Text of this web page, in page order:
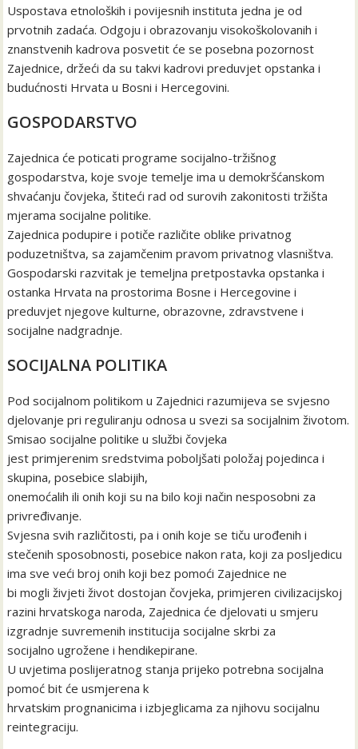
Uspostava etnoloških i povijesnih instituta jedna je od
prvotnih zadaća. Odgoju i obrazovanju visokoškolovanih i
znanstvenih kadrova posvetit će se posebna pozornost
Zajednice, držeći da su takvi kadrovi preduvjet opstanka i
budućnosti Hrvata u Bosni i Hercegovini.
GOSPODARSTVO
Zajednica će poticati programe socijalno-tržišnog
gospodarstva, koje svoje temelje ima u demokršćanskom
shvaćanju čovjeka, štiteći rad od surovih zakonitosti tržišta
mjerama socijalne politike.
Zajednica podupire i potiče različite oblike privatnog
poduzetništva, sa zajamčenim pravom privatnog vlasništva.
Gospodarski razvitak je temeljna pretpostavka opstanka i
ostanka Hrvata na prostorima Bosne i Hercegovine i
preduvjet njegove kulturne, obrazovne, zdravstvene i
socijalne nadgradnje.
SOCIJALNA POLITIKA
Pod socijalnom politikom u Zajednici razumijeva se svjesno
djelovanje pri reguliranju odnosa u svezi sa socijalnim životom.
Smisao socijalne politike u službi čovjeka
jest primjerenim sredstvima poboljšati položaj pojedinca i
skupina, posebice slabijih,
onemoćalih ili onih koji su na bilo koji način nesposobni za
privređivanje.
Svjesna svih različitosti, pa i onih koje se tiču urođenih i
stečenih sposobnosti, posebice nakon rata, koji za posljedicu
ima sve veći broj onih koji bez pomoći Zajednice ne
bi mogli živjeti život dostojan čovjeka, primjeren civilizacijskoj
razini hrvatskoga naroda, Zajednica će djelovati u smjeru
izgradnje suvremenih institucija socijalne skrbi za
socijalno ugrožene i hendikepirane.
U uvjetima poslijeratnog stanja prijeko potrebna socijalna
pomoć bit će usmjerena k
hrvatskim prognanicima i izbjeglicama za njihovu socijalnu
reintegraciju.